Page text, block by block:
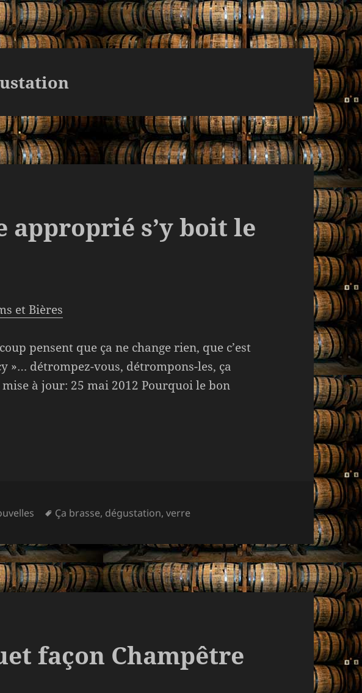
approprié s’y boit le
et Bières
pensent que ça ne change rien, que c’est
»… détrompez-vous, détrompons-les, ça
à jour: 25 mai 2012 Pourquoi le bon
Mots-
Ça brasse, dégustation,verre
façon Champêtre